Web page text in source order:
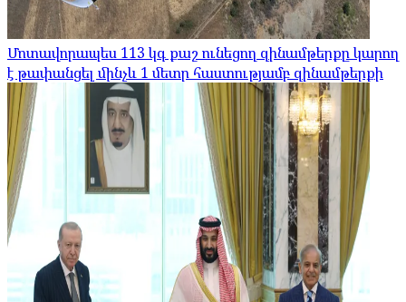
Մոտավորապես 113 կգ քաշ ունեցող զինամթերքը կարող
է թափանցել մինչև 1 մետր հաստությամբ զինամթերքի